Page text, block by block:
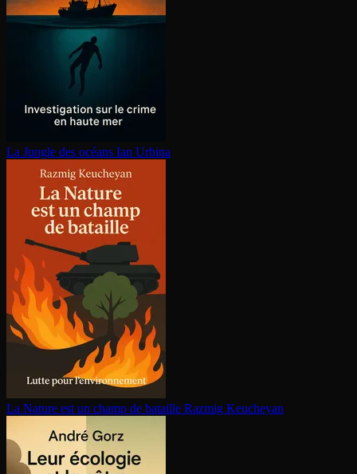
La Jungle des océans Ian Urbina
La Nature est un champ de bataille Razmig Keucheyan